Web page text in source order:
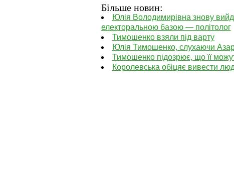
Більше новин:
Юлія Володимирівна знову
електоральною базою — політолог
Тимошенко взяли під варту
Юлія Тимошенко, слухаючи
Тимошенко підозрює, що її
Королевська обіцяє вивести